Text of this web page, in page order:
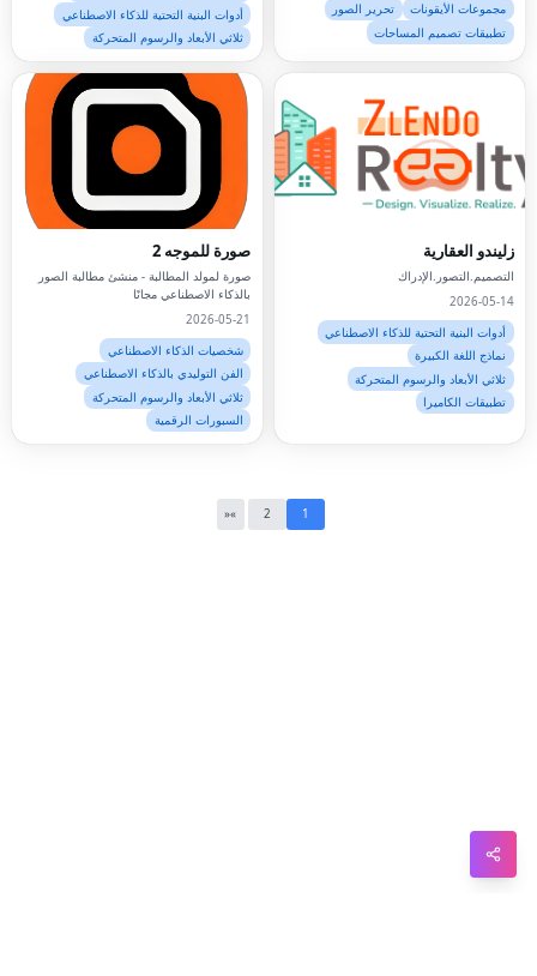
مجموعات الأيقونات
تحرير الصور
تطبيقات تصميم المساحات
أدوات البنية التحتية للذكاء الاصطناعي
ثلاثي الأبعاد والرسوم المتحركة
زليندو العقارية
التصميم.التصور.الإدراك
2026-05-14
أدوات البنية التحتية للذكاء الاصطناعي
نماذج اللغة الكبيرة
ثلاثي الأبعاد والرسوم المتحركة
تطبيقات الكاميرا
صورة للموجه 2
صورة لمولد المطالبة - منشئ مطالبة الصور
بالذكاء الاصطناعي مجانًا
2026-05-21
شخصيات الذكاء الاصطناعي
الفن التوليدي بالذكاء الاصطناعي
ثلاثي الأبعاد والرسوم المتحركة
السبورات الرقمية
1
2
»
«
Facebook
Twitter
LinkedIn
Pinterest